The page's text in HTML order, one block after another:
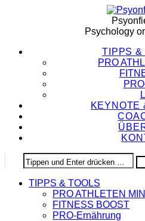
Psychology
TIPPS &
PRO
KEYNOTE
TIPPS & TOOLS
PRO ATHLETEN
FITNESS BOOST
PRO-Ernährung